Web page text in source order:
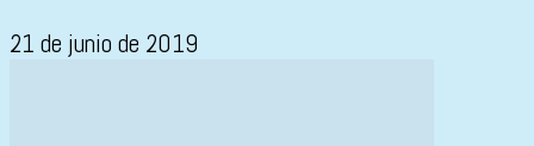
21 de junio de 2019